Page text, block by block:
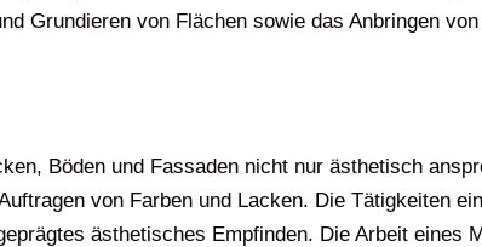
Grundieren von Flächen sowie das Anbringen
Böden und Fassaden nicht nur ästhetisch
von Farben und Lacken. Die Tätigkeiten
ästhetisches Empfinden. Die Arbeit eines